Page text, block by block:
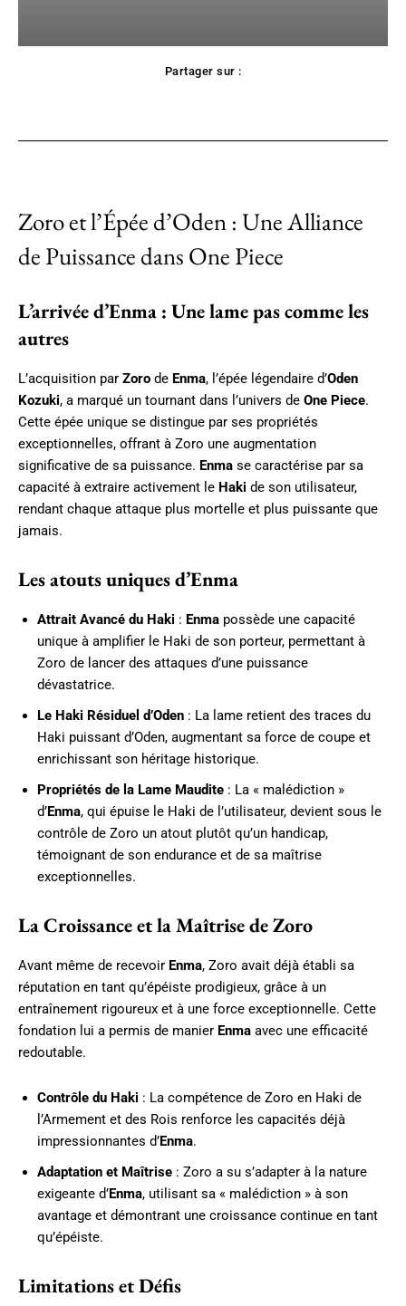
Partager sur :
Zoro et l’Épée d’Oden : Une Alliance
de Puissance dans One Piece
L’arrivée d’Enma : Une lame pas comme les
autres
L’acquisition par Zoro de Enma, l’épée légendaire d’Oden
Kozuki, a marqué un tournant dans l’univers de One Piece.
Cette épée unique se distingue par ses propriétés
exceptionnelles, offrant à Zoro une augmentation
significative de sa puissance. Enma se caractérise par sa
capacité à extraire activement le Haki de son utilisateur,
rendant chaque attaque plus mortelle et plus puissante que
jamais.
Les atouts uniques d’Enma
Attrait Avancé du Haki : Enma possède une capacité
unique à amplifier le Haki de son porteur, permettant à
Zoro de lancer des attaques d’une puissance
dévastatrice.
Le Haki Résiduel d’Oden : La lame retient des traces du
Haki puissant d’Oden, augmentant sa force de coupe et
enrichissant son héritage historique.
Propriétés de la Lame Maudite : La « malédiction »
d’Enma, qui épuise le Haki de l’utilisateur, devient sous le
contrôle de Zoro un atout plutôt qu’un handicap,
témoignant de son endurance et de sa maîtrise
exceptionnelles.
La Croissance et la Maîtrise de Zoro
Avant même de recevoir Enma, Zoro avait déjà établi sa
réputation en tant qu’épéiste prodigieux, grâce à un
entraînement rigoureux et à une force exceptionnelle. Cette
fondation lui a permis de manier Enma avec une efficacité
redoutable.
Contrôle du Haki : La compétence de Zoro en Haki de
l’Armement et des Rois renforce les capacités déjà
impressionnantes d’Enma.
Adaptation et Maîtrise : Zoro a su s’adapter à la nature
exigeante d’Enma, utilisant sa « malédiction » à son
avantage et démontrant une croissance continue en tant
qu’épéiste.
Limitations et Défis